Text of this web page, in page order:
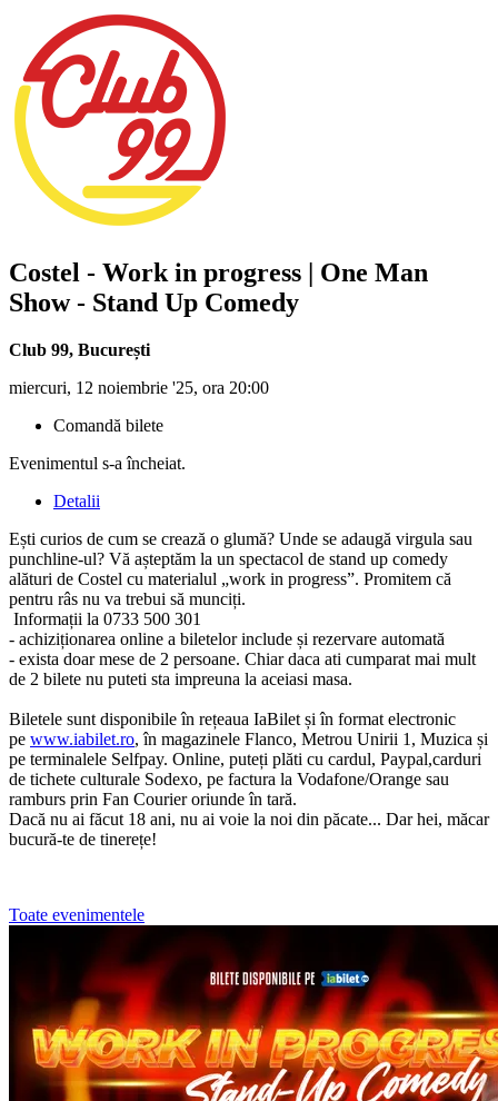
Costel - Work in progress | One Man
Show - Stand Up Comedy
Club 99, București
miercuri, 12 noiembrie '25, ora 20:00
Comandă bilete
Evenimentul s-a încheiat.
Detalii
Ești curios de cum se crează o glumă? Unde se adaugă virgula sau
punchline-ul? Vă așteptăm la un spectacol de stand up comedy
alături de Costel cu materialul „work in progress”. Promitem că
pentru râs nu va trebui să munciți.
Informații la 0733 500 301
- achiziționarea online a biletelor include și rezervare automată
- exista doar mese de 2 persoane. Chiar daca ati cumparat mai mult
de 2 bilete nu puteti sta impreuna la aceiasi masa.
Biletele sunt disponibile în rețeaua IaBilet și în format electronic
pe www.iabilet.ro, în magazinele Flanco, Metrou Unirii 1, Muzica și
pe terminalele Selfpay. Online, puteți plăti cu cardul, Paypal,carduri
de tichete culturale Sodexo, pe factura la Vodafone/Orange sau
ramburs prin Fan Courier oriunde în tară.
Dacă nu ai făcut 18 ani, nu ai voie la noi din păcate... Dar hei, măcar
bucură-te de tinerețe!
Toate evenimentele